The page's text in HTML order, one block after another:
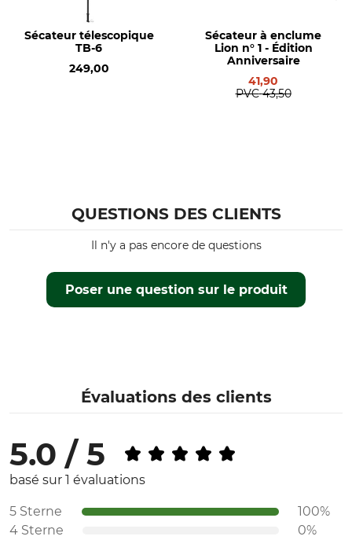
Sécateur télescopique
TB-6
249,00
Sécateur à enclume
Lion n° 1 - Édition
Anniversaire
41,90
PVC 43,50
QUESTIONS DES CLIENTS
Poser une question sur le produit
Il n'y a pas encore de questions
Évaluations des clients
5.0 / 5
basé sur 1 évaluations
5 Sterne
100%
4 Sterne
0%